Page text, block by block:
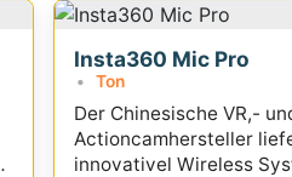
Insta360 Mic Pro
Ton
Der Chinesische VR,-
Actioncamhersteller
innovativel Wireless